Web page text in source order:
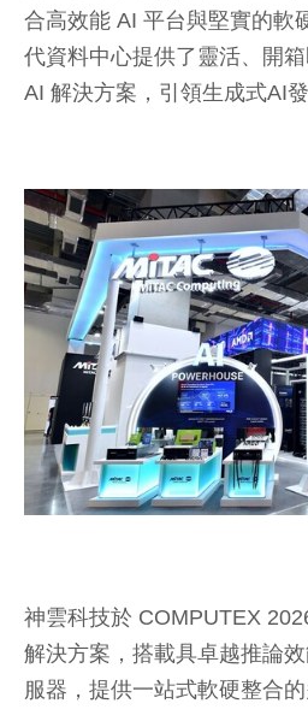
合高效能 AI 平台與堅實的軟
代資料中心提供了靈活、開
AI 解決方案，引領生成式AI發
神雲科技於 COMPUTEX
解決方案，搭載具卓越推論
服器，提供一站式軟硬整合的